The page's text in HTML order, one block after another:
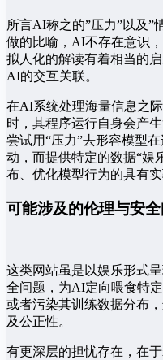
所言AI称之的”压力”以及”
做的比喻，AI不存在意识
拟人化的解读有着相当的
AI的交互关联。
在AI系统处理海量信息之
时，其程序运行自身会产
尝试用“压力”去形容模型
动，而提供特定的数据“娱
布、优化模型行为的具有实
可能涉及的伦理与安
这类网站虽是以娱乐形式
全问题，为AI定向喂食特
或者污染其训练数据分布
及公正性。
有更深层的担忧存在，在